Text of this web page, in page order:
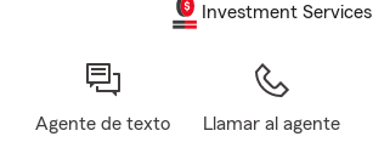
Investment Services
Agente de texto Llamar al agente